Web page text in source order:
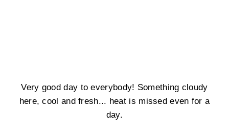
Very good day to everybody! Something cloudy
here, cool and fresh... heat is missed even for a
day.